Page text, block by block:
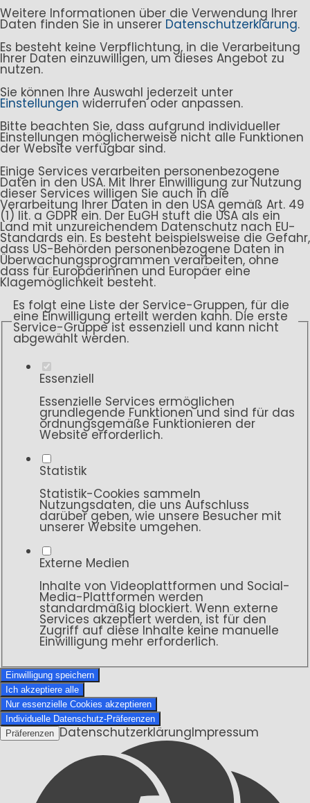
Weitere Informationen über die Verwendung Ihrer
Daten finden Sie in unserer Datenschutzerklärung.
Es besteht keine Verpflichtung, in die Verarbeitung
Ihrer Daten einzuwilligen, um dieses Angebot zu
nutzen.
Sie können Ihre Auswahl jederzeit unter
Einstellungen widerrufen oder anpassen.
Bitte beachten Sie, dass aufgrund individueller
Einstellungen möglicherweise nicht alle Funktionen
der Website verfügbar sind.
Einige Services verarbeiten personenbezogene
Daten in den USA. Mit Ihrer Einwilligung zur Nutzung
dieser Services willigen Sie auch in die
Verarbeitung Ihrer Daten in den USA gemäß Art. 49
(1) lit. a GDPR ein. Der EuGH stuft die USA als ein
Land mit unzureichendem Datenschutz nach EU-
Standards ein. Es besteht beispielsweise die Gefahr,
dass US-Behörden personenbezogene Daten in
Überwachungsprogrammen verarbeiten, ohne
dass für Europäerinnen und Europäer eine
Klagemöglichkeit besteht.
Es folgt eine Liste der Service-Gruppen, für die
eine Einwilligung erteilt werden kann. Die erste
Service-Gruppe ist essenziell und kann nicht
abgewählt werden.
Essenziell
Essenzielle Services ermöglichen
grundlegende Funktionen und sind für das
ordnungsgemäße Funktionieren der
Website erforderlich.
Statistik
Statistik-Cookies sammeln
Nutzungsdaten, die uns Aufschluss
darüber geben, wie unsere Besucher mit
unserer Website umgehen.
Externe Medien
Inhalte von Videoplattformen und Social-
Media-Plattformen werden
standardmäßig blockiert. Wenn externe
Services akzeptiert werden, ist für den
Zugriff auf diese Inhalte keine manuelle
Einwilligung mehr erforderlich.
Einwilligung speichern
Ich akzeptiere alle
Nur essenzielle Cookies akzeptieren
Individuelle Datenschutz-Präferenzen
Präferenzen DatenschutzerklärungImpressum